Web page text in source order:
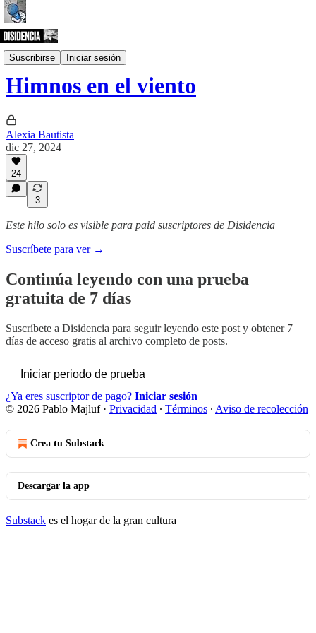
Suscribirse Iniciar sesión
Plumas invitadas
Himnos en el viento
Alexia Bautista
dic 27, 2024
24
3
Este hilo solo es visible para paid suscriptores de Disidencia
Suscríbete para ver →
Continúa leyendo con una prueba
gratuita de 7 días
Suscríbete a Disidencia para seguir leyendo este post y obtener 7
días de acceso gratis al archivo completo de posts.
Iniciar periodo de prueba
¿Ya eres suscriptor de pago? Iniciar sesión
© 2026 Pablo Majluf· Privacidad ∙ Términos ∙ Aviso de recolección
Crea tu Substack
Descargar la app
Substack es el hogar de la gran cultura